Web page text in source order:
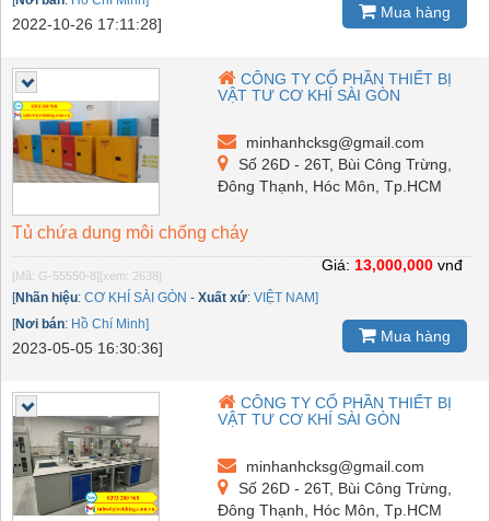
2022-10-26 17:11:28]
Mua hàng
CÔNG TY CỔ PHẦN THIẾT BỊ
VẬT TƯ CƠ KHÍ SÀI GÒN
minhanhcksg@gmail.com
Số 26D - 26T, Bùi Công Trừng,
Đông Thạnh, Hóc Môn, Tp.HCM
Tủ chứa dung môi chống cháy
[Mã: G-55550-8] [xem: 2638]
[Nhãn hiệu: CƠ KHÍ SÀI GÒN - Xuất xứ: VIỆT NAM]
[Nơi bán: Hồ Chí Minh]
2023-05-05 16:30:36]
Giá: 13,000,000 vnđ
Mua hàng
CÔNG TY CỔ PHẦN THIẾT BỊ
VẬT TƯ CƠ KHÍ SÀI GÒN
minhanhcksg@gmail.com
Số 26D - 26T, Bùi Công Trừng,
Đông Thạnh, Hóc Môn, Tp.HCM